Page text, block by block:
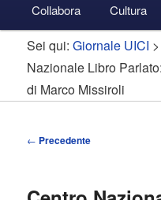
al
contenuto
principale
al
contenuto
secondario
Collabora Cultura
Sei qui:Giornale UICI >
Nazionale Libro
di Marco Missiroli
Navigazione
← Precedente